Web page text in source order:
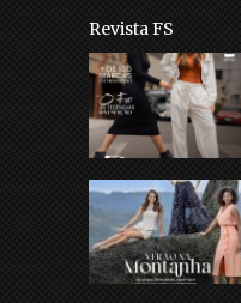
Revista FS